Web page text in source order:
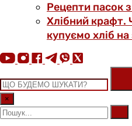
Рецепти пасок
Хлібний крафт.
купуємо хліб на
×